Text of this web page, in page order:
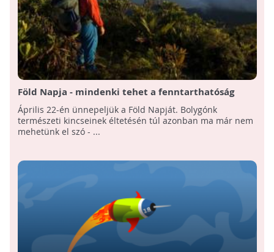
Föld Napja - mindenki tehet a fenntarthatóság
érdekében
Április 22-én ünnepeljük a Föld Napját. Bolygónk
természeti kincseinek éltetésén túl azonban ma már nem
mehetünk el szó - ...